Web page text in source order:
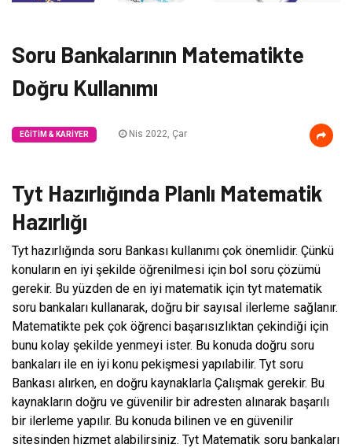
Soru Bankalarının Matematikte
Doğru Kullanımı
EĞITIM & KARIYER Nis 2022, Çar
Tyt Hazırlığında Planlı Matematik
Hazırlığı
Tyt hazırlığında soru Bankası kullanımı çok önemlidir. Çünkü
konuların en iyi şekilde öğrenilmesi için bol soru çözümü
gerekir. Bu yüzden de en iyi matematik için tyt matematik
soru bankaları kullanarak, doğru bir sayısal ilerleme sağlanır.
Matematikte pek çok öğrenci başarısızlıktan çekindiği için
bunu kolay şekilde yenmeyi ister. Bu konuda doğru soru
bankaları ile en iyi konu pekişmesi yapılabilir. Tyt soru
Bankası alırken, en doğru kaynaklarla Çalışmak gerekir. Bu
kaynakların doğru ve güvenilir bir adresten alınarak başarılı
bir ilerleme yapılır. Bu konuda bilinen ve en güvenilir
sitesinden hizmet alabilirsiniz. Tyt Matematik soru bankaları